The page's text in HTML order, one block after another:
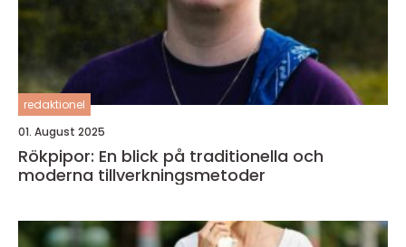
redaktionel
01. August 2025
Rökpipor: En blick på traditionella och
moderna tillverkningsmetoder